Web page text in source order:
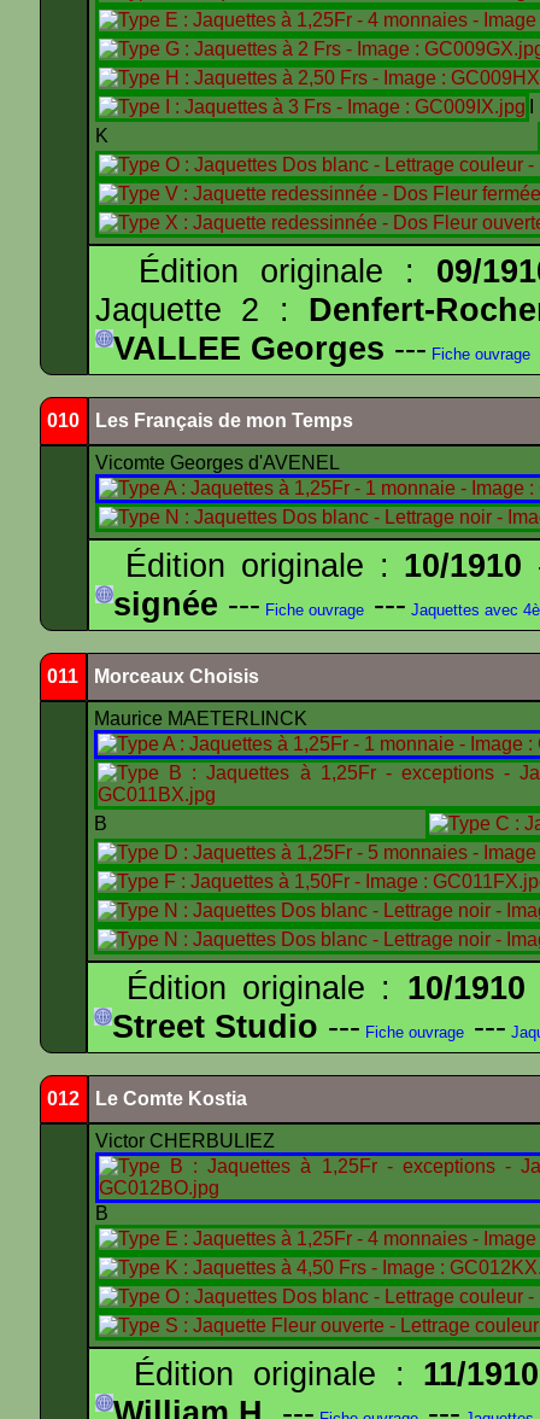
K
Édition originale : 09/
Jaquette 2 : Denfert-
VALLEE Georges --- Fiche ouvrage
010 Les Français de mon Temps
Vicomte Georges d'AVENEL
Édition originale : 10/1910
signée --- Fiche ouvrage --- Jaquettes avec
011 Morceaux Choisis
Maurice MAETERLINCK
B
Édition originale : 10/1910
Street Studio --- Fiche ouvrage ---
012 Le Comte Kostia
Victor CHERBULIEZ
B
Édition originale : 11/1910